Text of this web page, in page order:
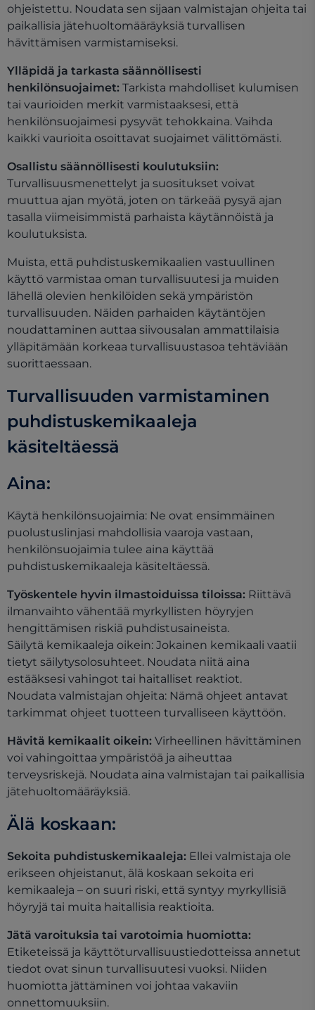
ohjeistettu. Noudata sen sijaan valmistajan ohjeita tai
paikallisia jätehuoltomääräyksiä turvallisen
hävittämisen varmistamiseksi.
Ylläpidä ja tarkasta säännöllisesti
henkilönsuojaimet: Tarkista mahdolliset kulumisen
tai vaurioiden merkit varmistaaksesi, että
henkilönsuojaimesi pysyvät tehokkaina. Vaihda
kaikki vaurioita osoittavat suojaimet välittömästi.
Osallistu säännöllisesti koulutuksiin:
Turvallisuusmenettelyt ja suositukset voivat
muuttua ajan myötä, joten on tärkeää pysyä ajan
tasalla viimeisimmistä parhaista käytännöistä ja
koulutuksista.
Muista, että puhdistuskemikaalien vastuullinen
käyttö varmistaa oman turvallisuutesi ja muiden
lähellä olevien henkilöiden sekä ympäristön
turvallisuuden. Näiden parhaiden käytäntöjen
noudattaminen auttaa siivousalan ammattilaisia
ylläpitämään korkeaa turvallisuustasoa tehtäviään
suorittaessaan.
Turvallisuuden varmistaminen
puhdistuskemikaaleja
käsiteltäessä
Aina:
Käytä henkilönsuojaimia: Ne ovat ensimmäinen
puolustuslinjasi mahdollisia vaaroja vastaan,
henkilönsuojaimia tulee aina käyttää
puhdistuskemikaaleja käsiteltäessä.
Työskentele hyvin ilmastoiduissa tiloissa: Riittävä
ilmanvaihto vähentää myrkyllisten höyryjen
hengittämisen riskiä puhdistusaineista.
Säilytä kemikaaleja oikein: Jokainen kemikaali vaatii
tietyt säilytysolosuhteet. Noudata niitä aina
estääksesi vahingot tai haitalliset reaktiot.
Noudata valmistajan ohjeita: Nämä ohjeet antavat
tarkimmat ohjeet tuotteen turvalliseen käyttöön.
Hävitä kemikaalit oikein: Virheellinen hävittäminen
voi vahingoittaa ympäristöä ja aiheuttaa
terveysriskejä. Noudata aina valmistajan tai paikallisia
jätehuoltomääräyksiä.
Älä koskaan:
Sekoita puhdistuskemikaaleja: Ellei valmistaja ole
erikseen ohjeistanut, älä koskaan sekoita eri
kemikaaleja – on suuri riski, että syntyy myrkyllisiä
höyryjä tai muita haitallisia reaktioita.
Jätä varoituksia tai varotoimia huomiotta:
Etiketeissä ja käyttöturvallisuustiedotteissa annetut
tiedot ovat sinun turvallisuutesi vuoksi. Niiden
huomiotta jättäminen voi johtaa vakaviin
onnettomuuksiin.